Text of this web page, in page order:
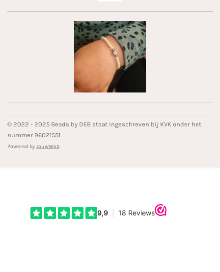
© 2022 - 2025 Beads by DEB staat ingeschreven bij KVK onder het
nummer 96021551
Powered by JouwWeb